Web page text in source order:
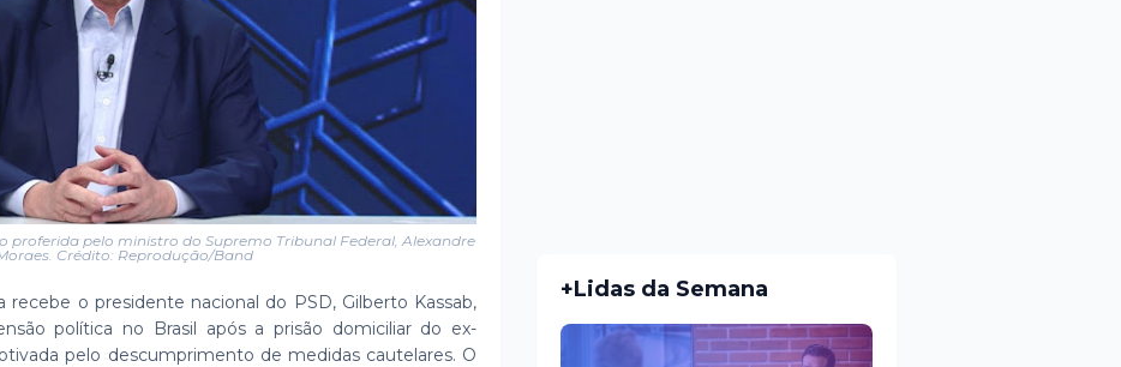
proferida pelo ministro do Supremo Tribunal Federal, Alexandre
Crédito: Reprodução/Band
recebe o presidente nacional do PSD, Gilberto Kassab,
política no Brasil após a prisão domiciliar do ex-
pelo descumprimento de medidas cautelares. O
+Lidas da Semana